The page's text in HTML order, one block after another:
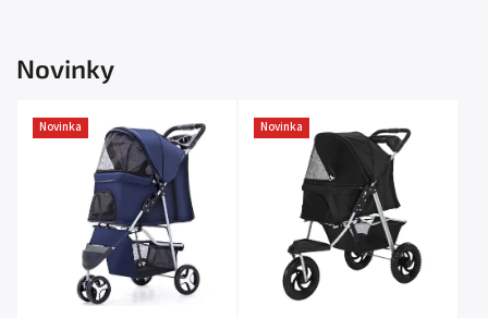
Novinky
Novinka Novinka